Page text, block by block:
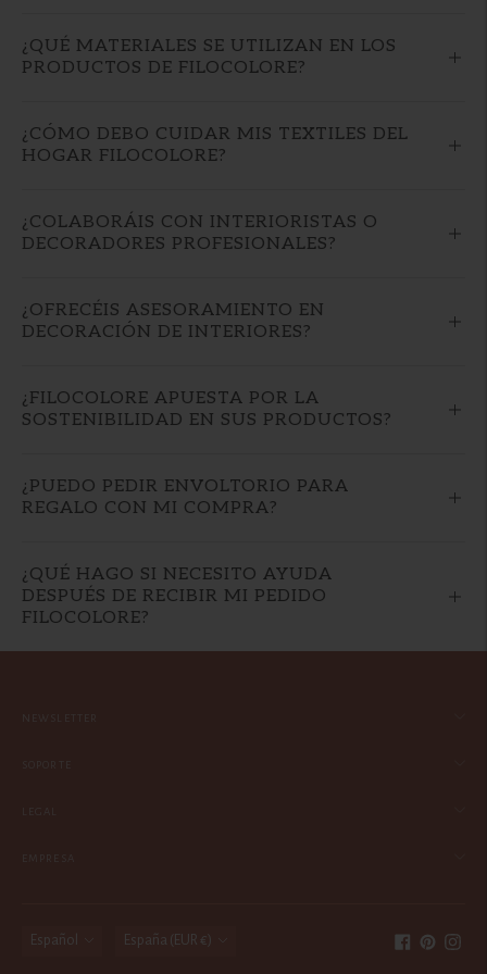
¿QUÉ MATERIALES SE UTILIZAN EN LOS
PRODUCTOS DE FILOCOLORE?
¿CÓMO DEBO CUIDAR MIS TEXTILES DEL
HOGAR FILOCOLORE?
¿COLABORÁIS CON INTERIORISTAS O
DECORADORES PROFESIONALES?
¿OFRECÉIS ASESORAMIENTO EN
DECORACIÓN DE INTERIORES?
¿FILOCOLORE APUESTA POR LA
SOSTENIBILIDAD EN SUS PRODUCTOS?
¿PUEDO PEDIR ENVOLTORIO PARA
REGALO CON MI COMPRA?
¿QUÉ HAGO SI NECESITO AYUDA
DESPUÉS DE RECIBIR MI PEDIDO
FILOCOLORE?
idioma
Español moneda
España (EUR €)